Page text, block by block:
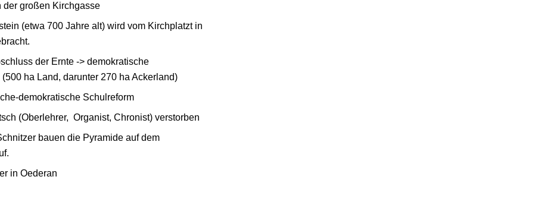
der großen Kirchgasse
(etwa 700 Jahre alt) wird vom Kirchplatzt in
der Ernte -> demokratische
(500 ha Land, darunter 270 ha Ackerland)
demokratische Schulreform
(Oberlehrer, Organist, Chronist) verstorben
bauen die Pyramide auf dem
in Oederan